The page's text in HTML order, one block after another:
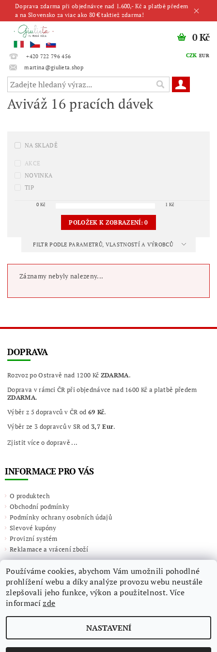
Doprava zdarma při objednávce nad 1.600,- Kč a platbě předem
a na Slovensko za viac ako 80 € taktiež zdarma!
+420 722 796 456
martina@giulieta.shop
CZK EUR
0 Kč
Aviváž 16 pracích dávek
NA SKLADĚ
AKCE
NOVINKA
TIP
0 Kč 1 Kč
POLOŽEK K ZOBRAZENÍ:0
FILTR PODLE PARAMETRŮ, VLASTNOSTÍ A VÝROBCŮ
Záznamy nebyly nalezeny...
DOPRAVA
Rozvoz po Ostravě nad 1200 Kč ZDARMA.
Doprava v rámci ČR při objednávce nad 1600 Kč a platbě předem
ZDARMA.
Výběr z 5 dopravců v ČR od 69 Kč.
Výběr ze 3 dopravců v SR od 3,7 Eur.
Zjistit více o dopravě ...
INFORMACE PRO VÁS
O produktech
Obchodní podmínky
Podmínky ochrany osobních údajů
Slevové kupóny
Provizní systém
Reklamace a vrácení zboží
Používáme cookies, abychom Vám umožnili pohodlné
prohlížení webu a díky analýze provozu webu neustále
zlepšovali jeho funkce, výkon a použitelnost. Více
informacízde
NASTAVENÍ